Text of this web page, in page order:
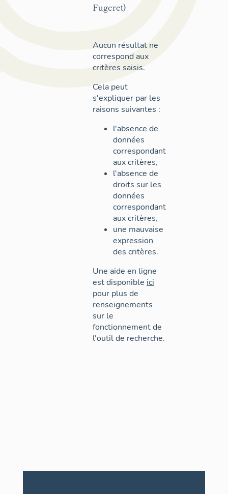
Fugeret)
Aucun résultat ne
correspond aux
critères saisis.
Cela peut
s'expliquer par les
raisons suivantes :
l'absence de
données
correspondant
aux critères,
l'absence de
droits sur les
données
correspondant
aux critères,
une mauvaise
expression
des critères.
Une aide en ligne
est disponible ici
pour plus de
renseignements
sur le
fonctionnement de
l'outil de recherche.